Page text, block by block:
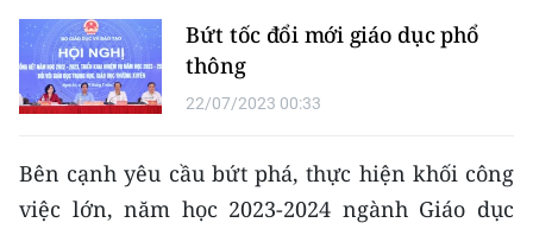
Media Môi trường
Ảnh
Infographic
Bứt tốc đổi mới giáo dục phổ
thông
22/07/2023 00:33
Bên cạnh yêu cầu bứt phá, thực hiện khối công
việc lớn, năm học 2023-2024 ngành Giáo dục